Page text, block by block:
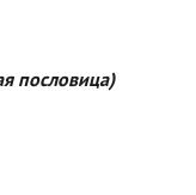
пословица)